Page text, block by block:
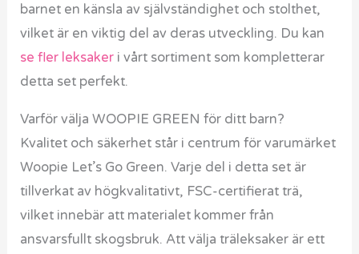
barnet en känsla av självständighet och stolthet,
vilket är en viktig del av deras utveckling. Du kan
se fler leksaker i vårt sortiment som kompletterar
detta set perfekt.
Varför välja WOOPIE GREEN för ditt barn?
Kvalitet och säkerhet står i centrum för varumärket
Woopie Let’s Go Green. Varje del i detta set är
tillverkat av högkvalitativt, FSC-certifierat trä,
vilket innebär att materialet kommer från
ansvarsfullt skogsbruk. Att välja träleksaker är ett